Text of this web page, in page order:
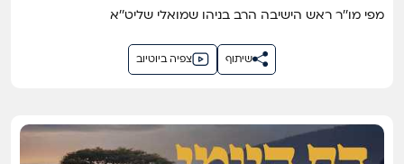
מפי מו''ר ראש הישיבה הרב בניהו שמואלי שליט''א
צפיה ביוטיוב שיתוף